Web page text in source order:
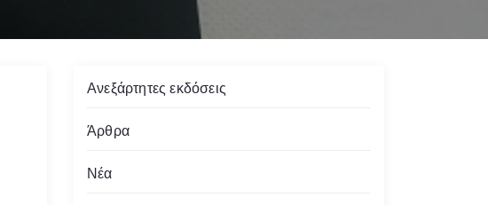
Ανεξάρτητες εκδόσεις
Άρθρα
Νέα